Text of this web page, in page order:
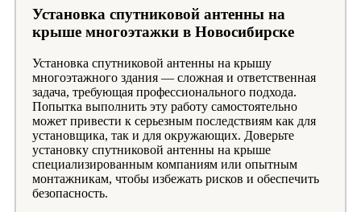
Установка спутниковой антенны на
крыше многоэтажки в Новосибирске
Установка спутниковой антенны на крышу
многоэтажного здания — сложная и ответственная
задача, требующая профессионального подхода.
Попытка выполнить эту работу самостоятельно
может привести к серьезным последствиям как для
установщика, так и для окружающих. Доверьте
установку спутниковой антенны на крыше
специализированным компаниям или опытным
монтажникам, чтобы избежать рисков и обеспечить
безопасность.